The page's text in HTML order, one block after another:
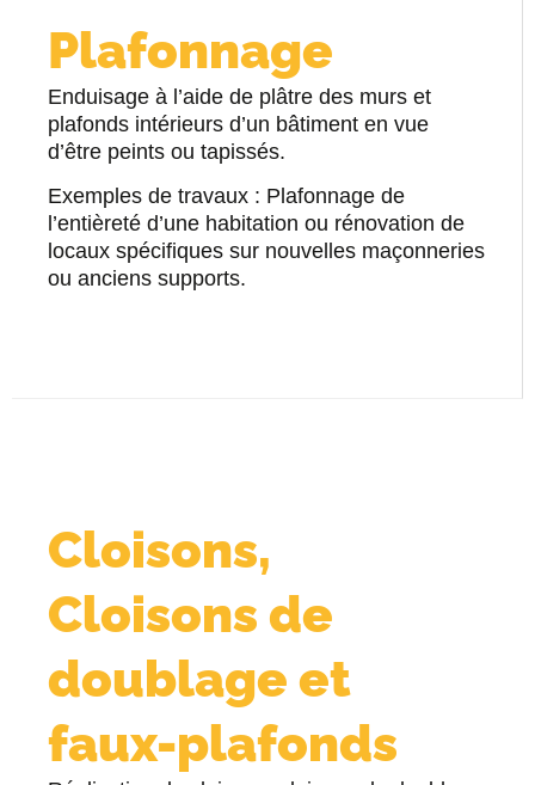
Plafonnage
Enduisage à l’aide de plâtre des murs et
plafonds intérieurs d’un bâtiment en vue
d’être peints ou tapissés.
Exemples de travaux : Plafonnage de
l’entièreté d’une habitation ou rénovation de
locaux spécifiques sur nouvelles maçonneries
ou anciens supports.
Cloisons,
Cloisons de
doublage et
faux-plafonds